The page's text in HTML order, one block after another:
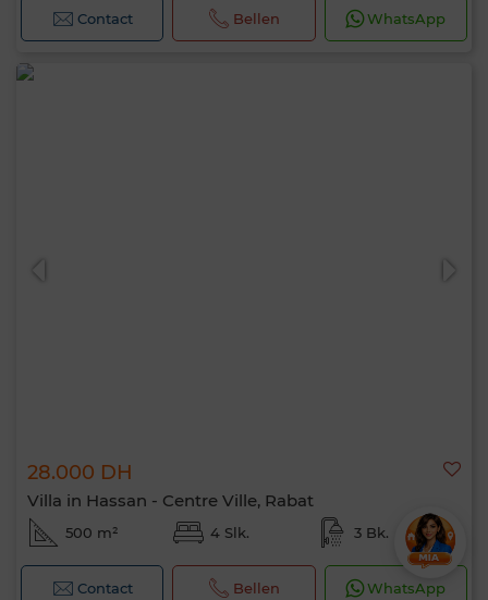
Contact Bellen WhatsApp
28.000 DH
Villa in Hassan - Centre Ville, Rabat
500 m² 4 Slk. 3 Bk.
Contact Bellen WhatsApp